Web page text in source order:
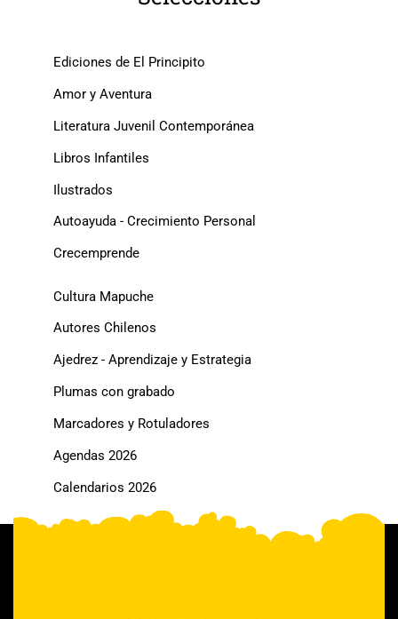
Ediciones de El Principito
Amor y Aventura
Literatura Juvenil Contemporánea
Libros Infantiles
Ilustrados
Autoayuda - Crecimiento Personal
Crecemprende
Cultura Mapuche
Autores Chilenos
Ajedrez - Aprendizaje y Estrategia
Plumas con grabado
Marcadores y Rotuladores
Agendas 2026
Calendarios 2026